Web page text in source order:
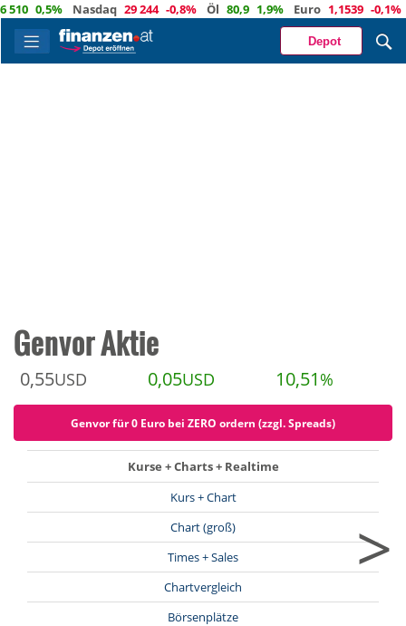
0,5% Nasdaq 29 244 -0,8% Öl 80,9 1,9% Euro 1,1539 -0,1% CHF
Depot
Genvor Aktie
0,55USD 0,05USD 10,51 %
Genvor für 0 Euro bei ZERO ordern (zzgl. Spreads)
Kurse + Charts + Realtime
Kurs + Chart
Chart (groß)
Times + Sales
Chartvergleich
Börsenplätze
>